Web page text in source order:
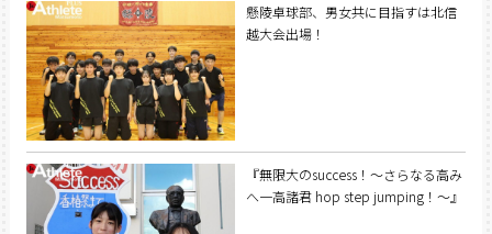
懸陵卓球部、男女共に目指すは北信
越大会出場！
『無限大のsuccess！〜さらなる高み
へ一高諸君 hop step jumping！〜』